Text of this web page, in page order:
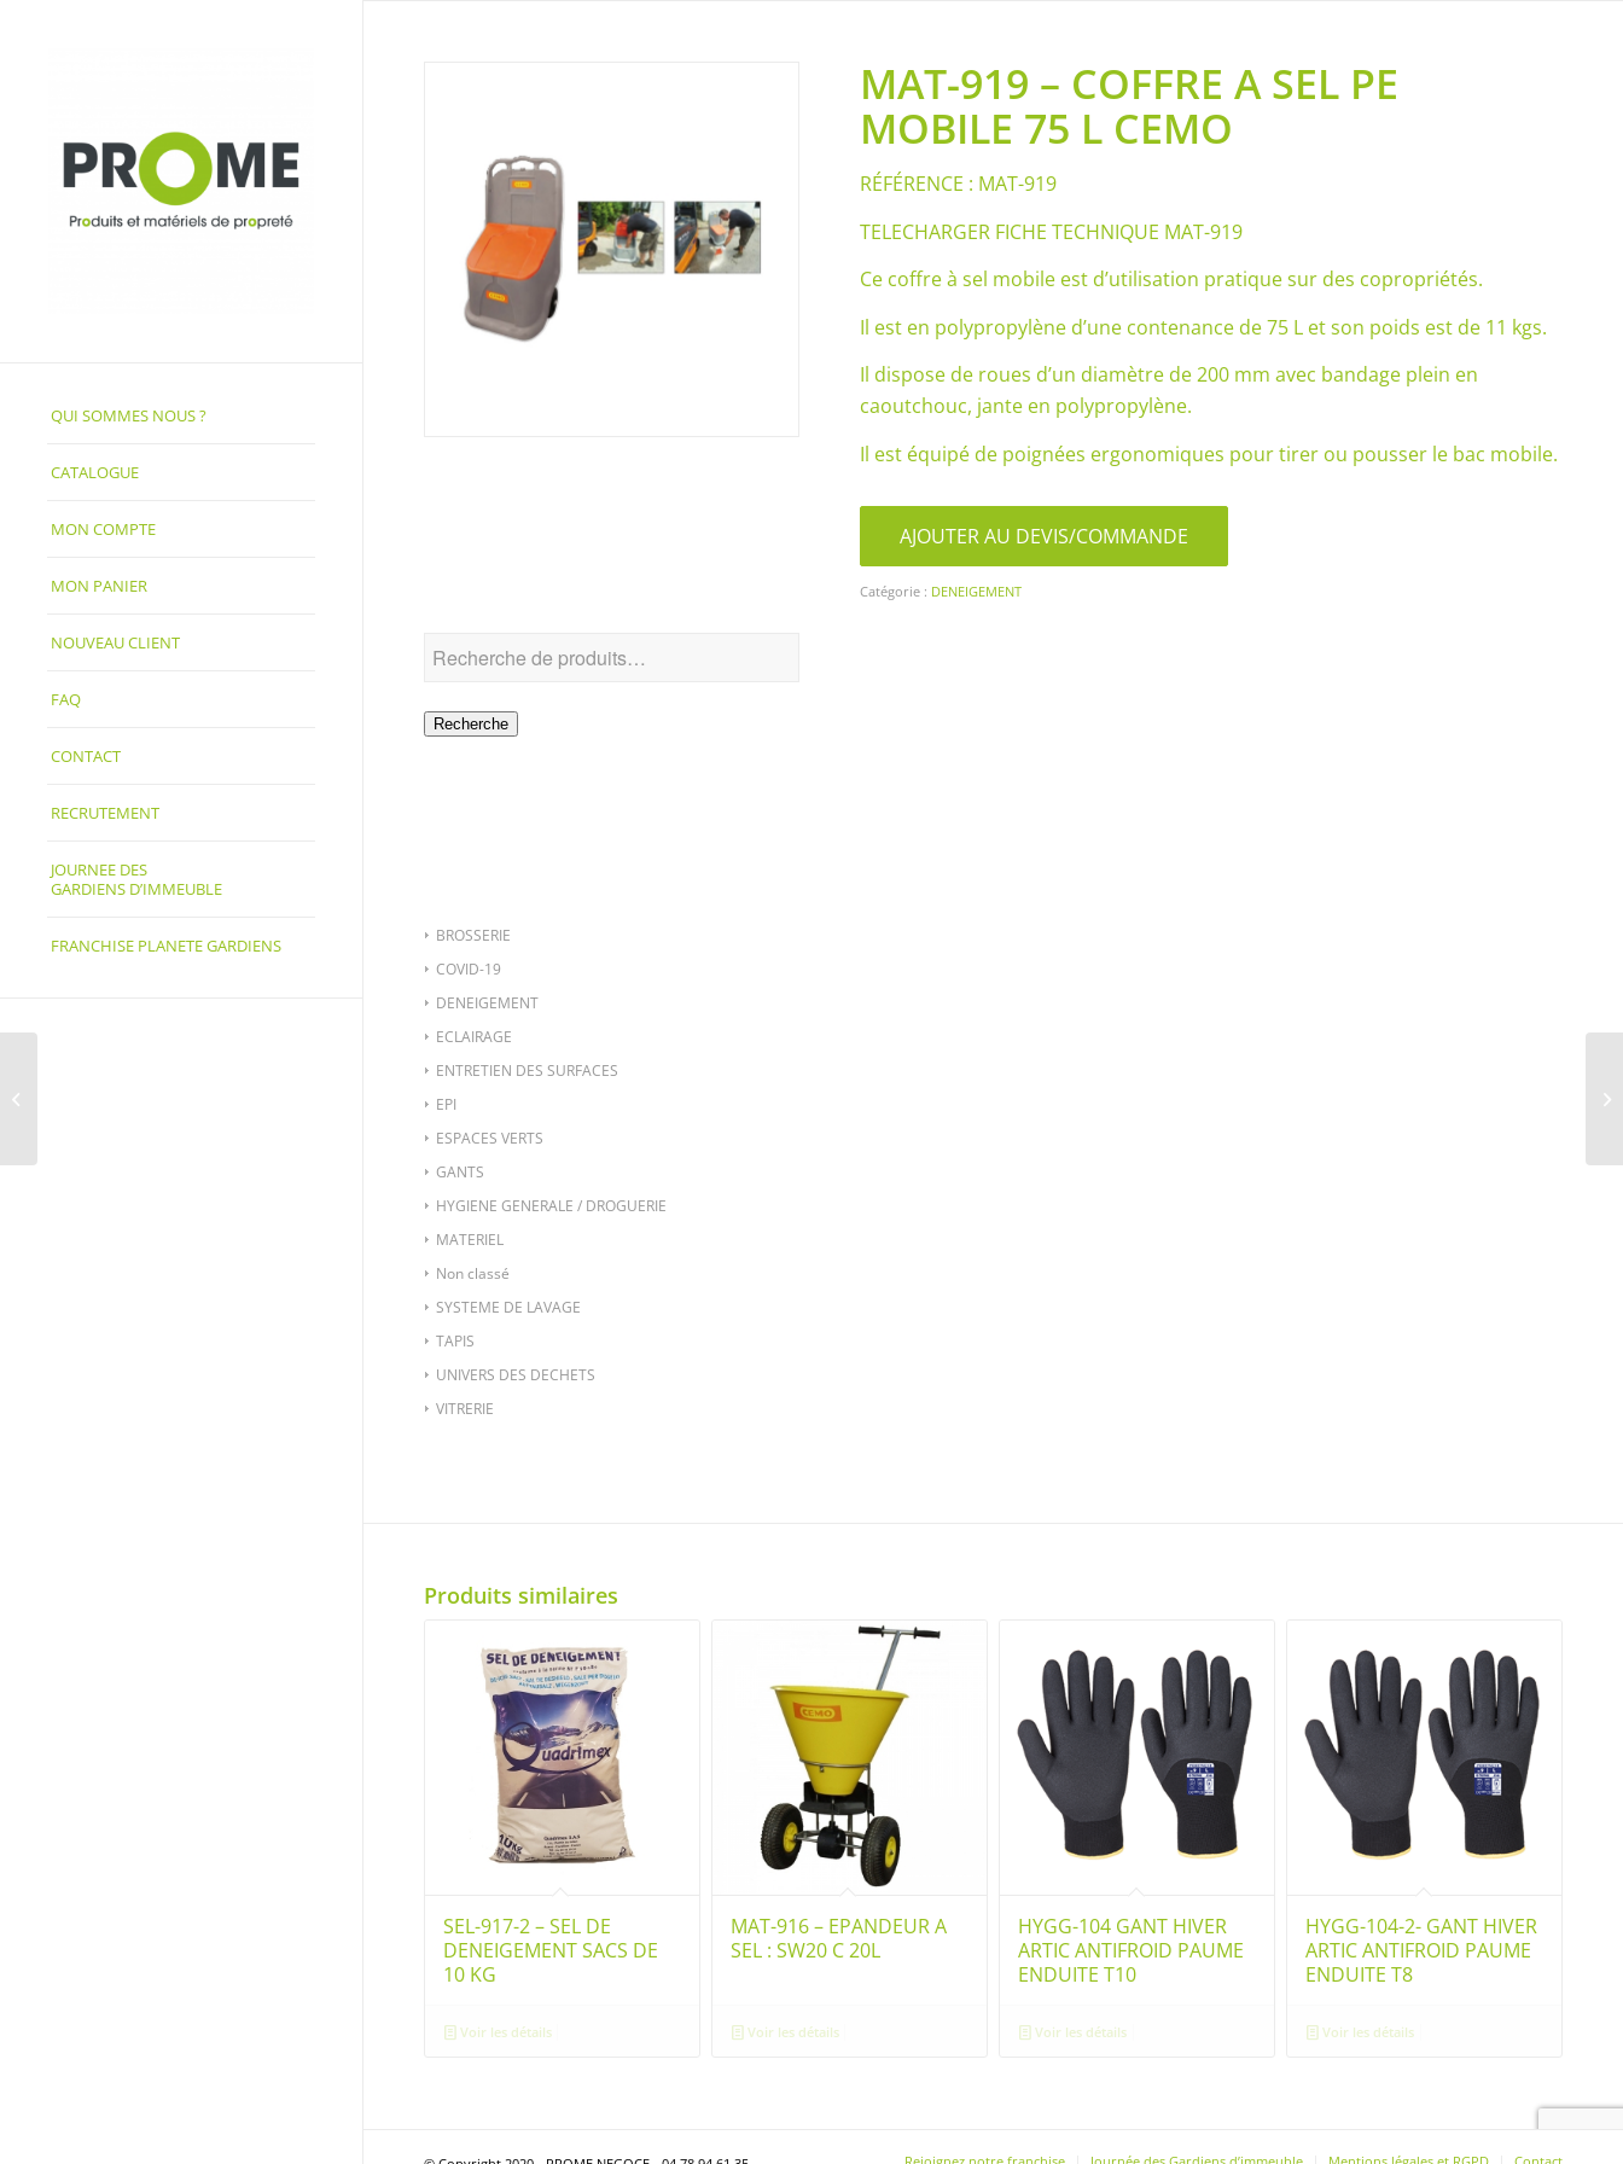
QUI SOMMES NOUS ?
CATALOGUE
MON COMPTE
MON PANIER
NOUVEAU CLIENT
FAQ
CONTACT
RECRUTEMENT
JOURNEE DES
GARDIENS D’IMMEUBLE
FRANCHISE PLANETE GARDIENS
Recherche
BROSSERIE
COVID-19
DENEIGEMENT
ECLAIRAGE
ENTRETIEN DES SURFACES
EPI
ESPACES VERTS
GANTS
HYGIENE GENERALE / DROGUERIE
MATERIEL
Non classé
SYSTEME DE LAVAGE
TAPIS
UNIVERS DES DECHETS
VITRERIE
MAT-919 – COFFRE A SEL PE
MOBILE 75 L CEMO
RÉFÉRENCE : MAT-919
TELECHARGER FICHE TECHNIQUE MAT-919
Ce coffre à sel mobile est d’utilisation pratique sur des copropriétés.
Il est en polypropylène d’une contenance de 75 L et son poids est de 11 kgs.
Il dispose de roues d’un diamètre de 200 mm avec bandage plein en
caoutchouc, jante en polypropylène.
Il est équipé de poignées ergonomiques pour tirer ou pousser le bac mobile.
AJOUTER AU DEVIS/COMMANDE
Catégorie : DENEIGEMENT
Produits similaires
SEL-917-2 – SEL DE
DENEIGEMENT SACS DE
10 KG
Voir les détails
MAT-916 – EPANDEUR A
SEL : SW20 C 20L
Voir les détails
HYGG-104 GANT HIVER
ARTIC ANTIFROID PAUME
ENDUITE T10
Voir les détails
HYGG-104-2- GANT HIVER
ARTIC ANTIFROID PAUME
ENDUITE T8
Voir les détails